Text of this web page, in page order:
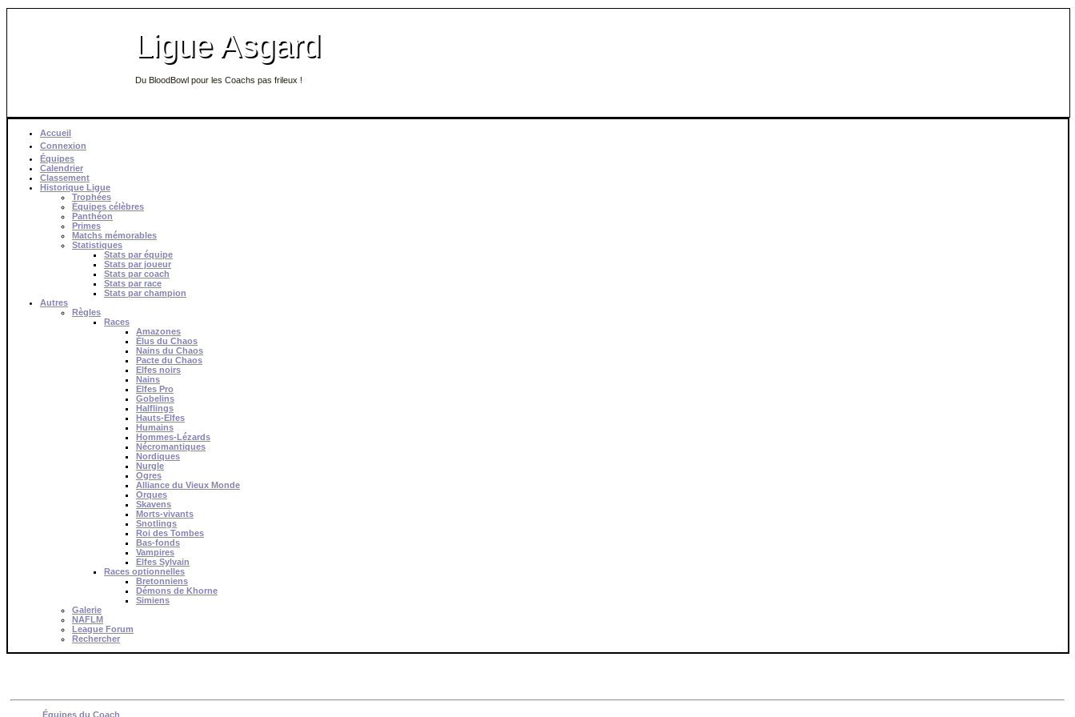
Ligue Asgard
Du BloodBowl pour les Coachs pas frileux !
Accueil
Connexion
Équipes
Calendrier
Classement
Historique Ligue
Trophées
Équipes célèbres
Panthéon
Primes
Matchs mémorables
Statistiques
Stats par équipe
Stats par joueur
Stats par coach
Stats par race
Stats par champion
Autres
Règles
Races
Amazones
Élus du Chaos
Nains du Chaos
Pacte du Chaos
Elfes noirs
Nains
Elfes Pro
Gobelins
Halflings
Hauts-Elfes
Humains
Hommes-Lézards
Nécromantiques
Nordiques
Nurgle
Ogres
Alliance du Vieux Monde
Orques
Skavens
Morts-vivants
Snotlings
Roi des Tombes
Bas-fonds
Vampires
Elfes Sylvain
Races optionnelles
Bretonniens
Démons de Khorne
Simiens
Galerie
NAFLM
League Forum
Rechercher
Équipes du Coach